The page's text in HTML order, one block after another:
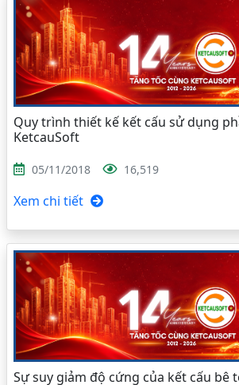
Quy trình thiết kế kết cấu sử dụng
KetcauSoft
05/11/2018 16,519
Xem chi tiết
Sự suy giảm độ cứng của kết cấu bê